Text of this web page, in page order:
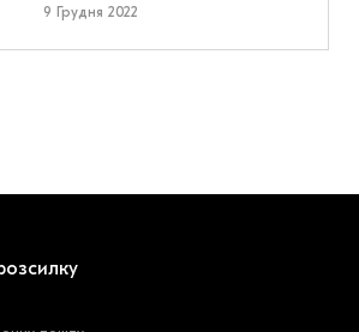
9 Грудня 2022